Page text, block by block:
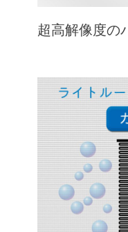
超高解像度の